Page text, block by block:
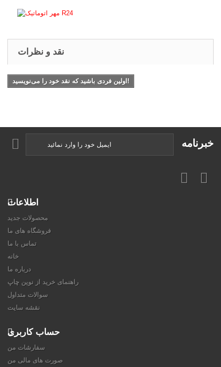
نقد و نظرات
اولین فردی باشید که نقد خود را می‌نویسید!
خبرنامه
اطلاعات
محصولات جدید
فروشگاه های ما
تماس با ما
خانه
درباره ما
راهنمای خرید از نوین چاپ
سوالات متداول
نقشه سایت
حساب کاربری
سفارشات من
صورت های مالی من